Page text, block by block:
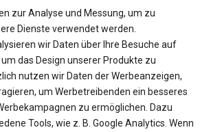
zur Analyse und Messung, um zu
Dienste verwendet werden.
wir Daten über Ihre Besuche auf
das Design unserer Produkte zu
nutzen wir Daten der Werbeanzeigen,
um Werbetreibenden ein besseres
zu ermöglichen. Dazu
Tools, wie z. B. Google Analytics. Wenn